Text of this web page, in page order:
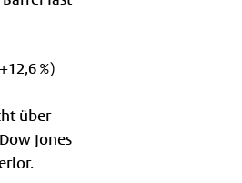
%)
über
Jones